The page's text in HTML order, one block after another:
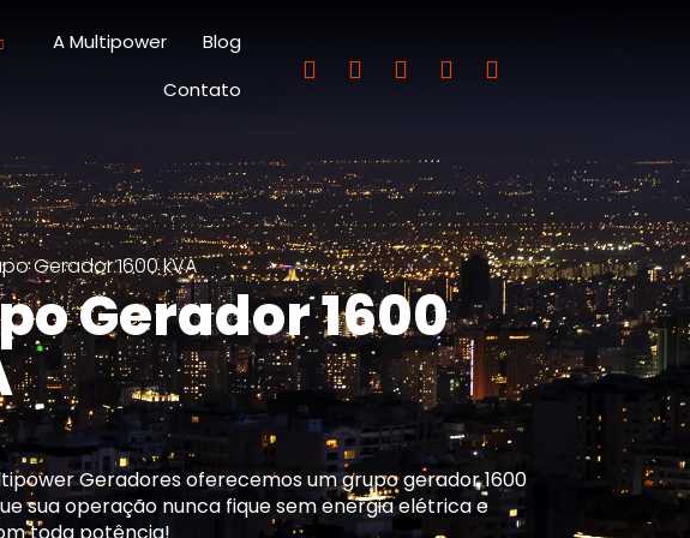
A Multipower
Blog
Contato
Gerador 1600 kVA
Gerador 1600
Geradores oferecemos um grupo gerador 1600
sua operação nunca fique sem energia elétrica e